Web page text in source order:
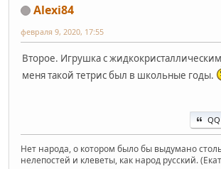
Alexi84
февраля 9, 2020, 17:55
Второе. Игрушка с
меня такой тетрис был в школьные годы.
QQ
Нет народа, о котором было бы выдумано
нелепостей и клеветы, как народ русский.